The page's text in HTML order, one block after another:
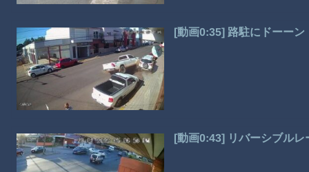
[動画0:35] 路駐にドーーン
[動画0:43] リバーシブル